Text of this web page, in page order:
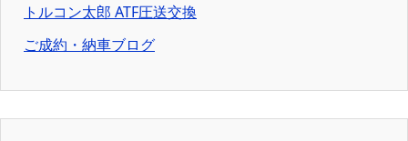
トルコン太郎 ATF圧送交換
ご成約・納車ブログ